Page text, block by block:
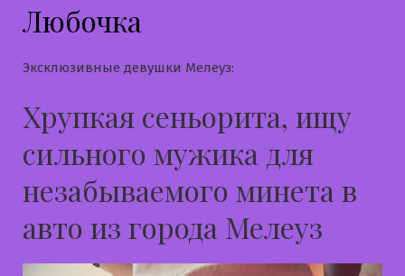
Любочка
Эксклюзивные девушки Мелеуз:
Хрупкая сеньорита, ищу
сильного мужика для
незабываемого минета в
авто из города Мелеуз